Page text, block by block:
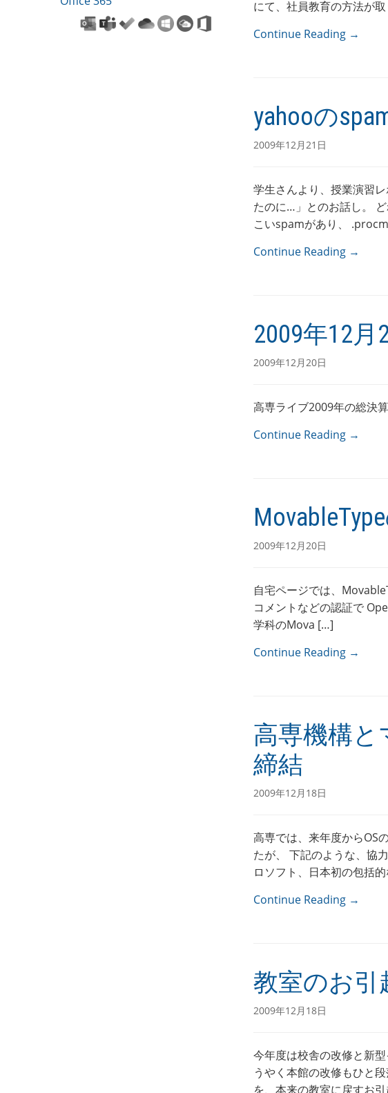
にて、社員教育の方法が
Continue Reading →
yahooの
2009年12月21日
学生さんより、授業演習
たのに…」とのお話し。
こいspamがあり、
Continue Reading →
2009年12月
2009年12月20日
高専ライブ2009年の総決
Continue Reading →
2009年12月20日
自宅ページでは、
コメントなどの認証で
学科のMova […]
Continue Reading →
高専機構と
締結
2009年12月18日
高専では、来年度からOS
たが、 下記のような、協
ロソフト、日本初の包括
Continue Reading →
教室のお引
2009年12月18日
今年度は校舎の改修と新
うやく本館の改修もひと
を、本来の教室に戻すお